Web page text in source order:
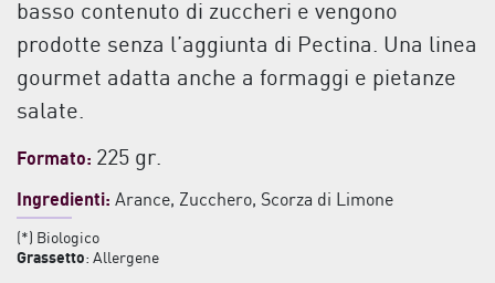
basso contenuto di zuccheri e vengono
prodotte senza l’aggiunta di Pectina. Una linea
gourmet adatta anche a formaggi e pietanze
salate.
Formato: 225 gr.
Ingredienti: Arance, Zucchero, Scorza di Limone
(*) Biologico
Grassetto: Allergene